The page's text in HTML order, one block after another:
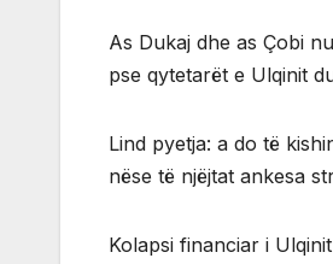
As Dukaj dhe as Çobi
pse qytetarët e Ulqinit
Lind pyetja: a do të
nëse të njëjtat ankesa
Kolapsi financiar i